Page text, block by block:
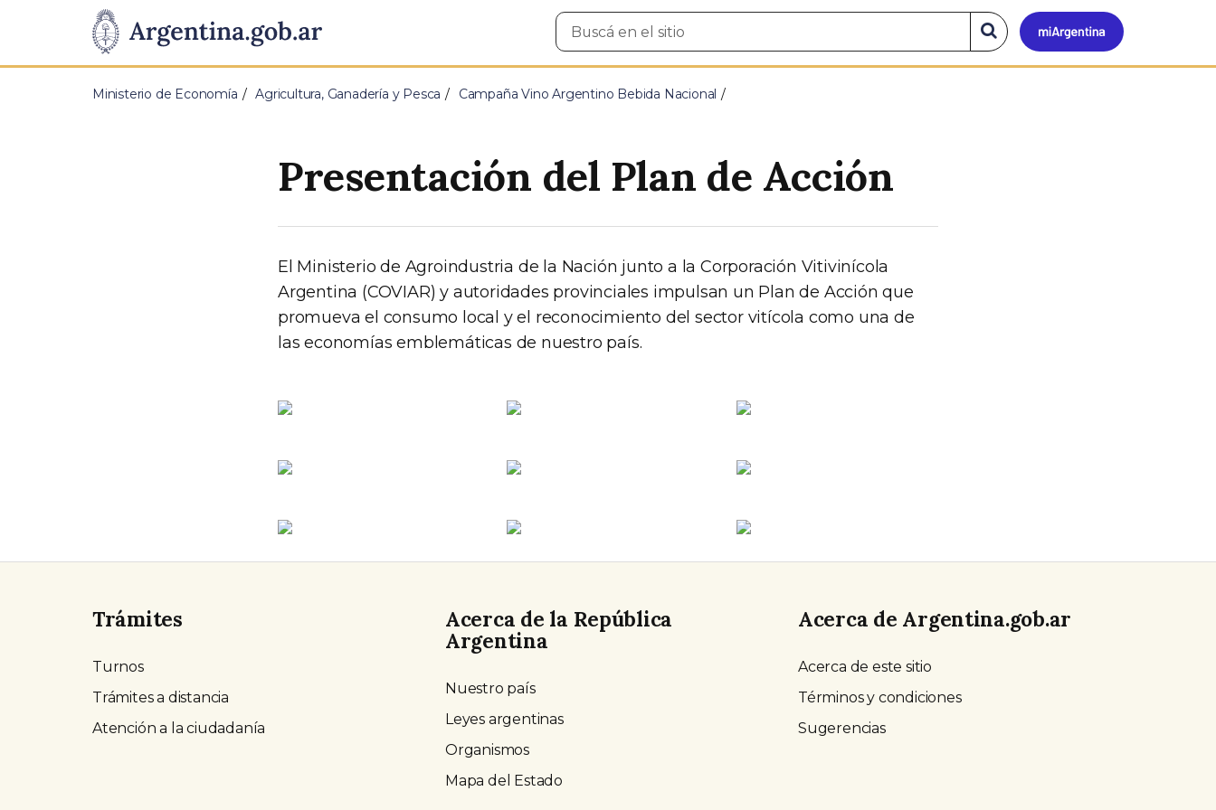
Presidencia
de
Pasar al contenido principal
Mi
Buscar
en
Buscar
en
el
Ministerio de Economía Agricultura, Ganadería y Pesca Campaña Vino Argentino Bebida Nacional
Presentación del Plan de Acción
El Ministerio de Agroindustria de la Nación junto a la Corporación Vitivinícola
Argentina (COVIAR) y autoridades provinciales impulsan un Plan de Acción que
promueva el consumo local y el reconocimiento del sector vitícola como una de
las economías emblemáticas de nuestro país.
Trámites
Turnos
Trámites a distancia
Atención a la ciudadanía
Acerca de la República
Argentina
Nuestro país
Leyes argentinas
Organismos
Mapa del Estado
Acerca de Argentina.gob.ar
Acerca de este sitio
Términos y condiciones
Sugerencias